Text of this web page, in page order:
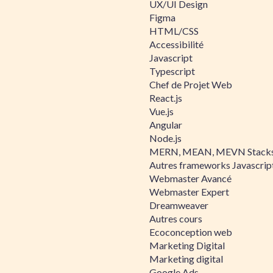
UX/UI Design
Figma
HTML/CSS
Accessibilité
Javascript
Typescript
Chef de Projet Web
React.js
Vue.js
Angular
Node.js
MERN, MEAN, MEVN
Autres frameworks
Webmaster Avancé
Webmaster Expert
Dreamweaver
Autres cours
Ecoconception web
Marketing Digital
Marketing digital